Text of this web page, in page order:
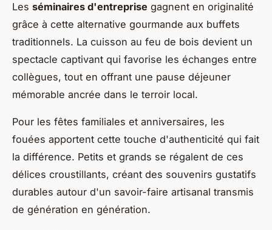
Les séminaires d'entreprise gagnent en originalité
grâce à cette alternative gourmande aux buffets
traditionnels. La cuisson au feu de bois devient un
spectacle captivant qui favorise les échanges entre
collègues, tout en offrant une pause déjeuner
mémorable ancrée dans le terroir local.
Pour les fêtes familiales et anniversaires, les
fouées apportent cette touche d'authenticité qui fait
la différence. Petits et grands se régalent de ces
délices croustillants, créant des souvenirs gustatifs
durables autour d'un savoir-faire artisanal transmis
de génération en génération.